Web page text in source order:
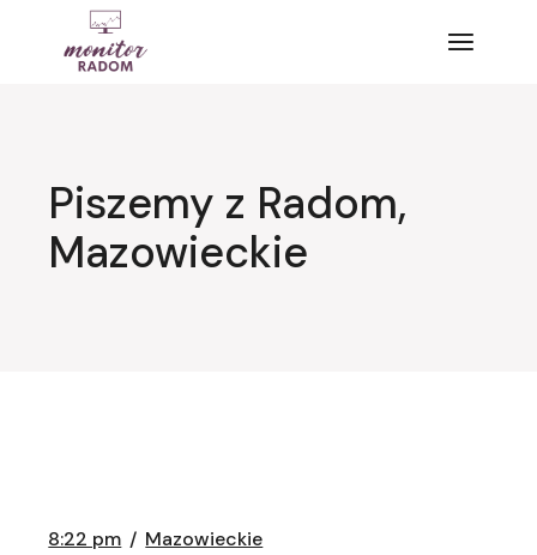
Piszemy z Radom,
Mazowieckie
8:22 pm Mazowieckie